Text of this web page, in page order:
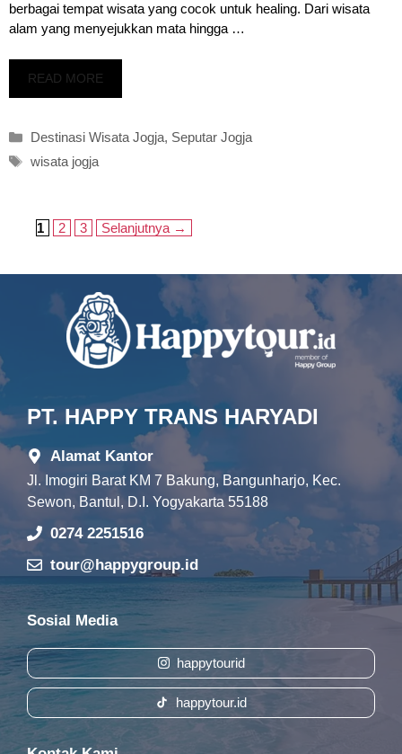
berbagai tempat wisata yang cocok untuk healing. Dari wisata
alam yang menyejukkan mata hingga …
READ MORE
Kategori
Destinasi Wisata Jogja, Seputar Jogja
Tag
wisata jogja
Halaman
1 Halaman
2 Halaman
3 Selanjutnya →
PT. HAPPY TRANS HARYADI
Alamat Kantor
Jl. Imogiri Barat KM 7 Bakung, Bangunharjo, Kec.
Sewon, Bantul, D.I. Yogyakarta 55188
0274 2251516
tour@happygroup.id
Sosial Media
happytourid
happytour.id